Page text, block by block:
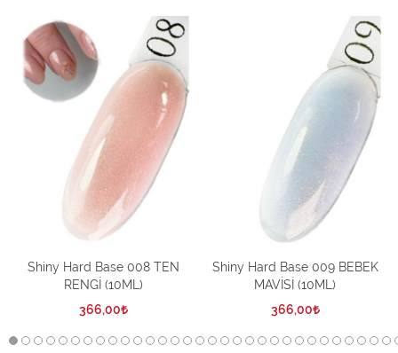
Shiny Hard Base 008 TEN
RENGİ (10ML)
366,00
Shiny Hard Base 009 BEBEK
MAVİSİ (10ML)
366,00